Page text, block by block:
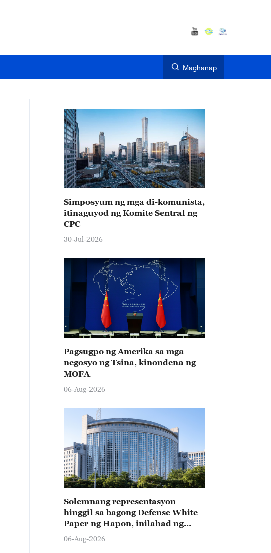
Maghanap
Simposyum ng mga di-komunista,
itinaguyod ng Komite Sentral ng
CPC
30-Jul-2026
Pagsugpo ng Amerika sa mga
negosyo ng Tsina, kinondena ng
MOFA
06-Aug-2026
Solemnang representasyon
hinggil sa bagong Defense White
Paper ng Hapon, inilahad ng
Tsina
06-Aug-2026